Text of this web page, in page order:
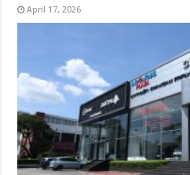
April 17, 2026